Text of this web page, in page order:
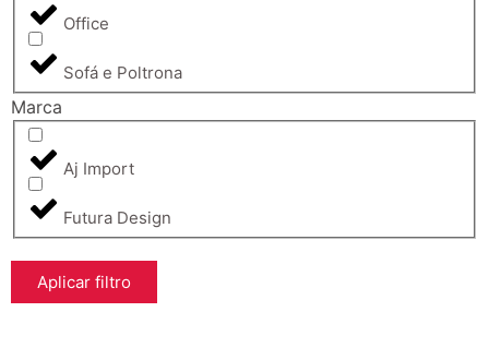
Office
Sofá e Poltrona
Marca
Aj Import
Futura Design
Aplicar filtro